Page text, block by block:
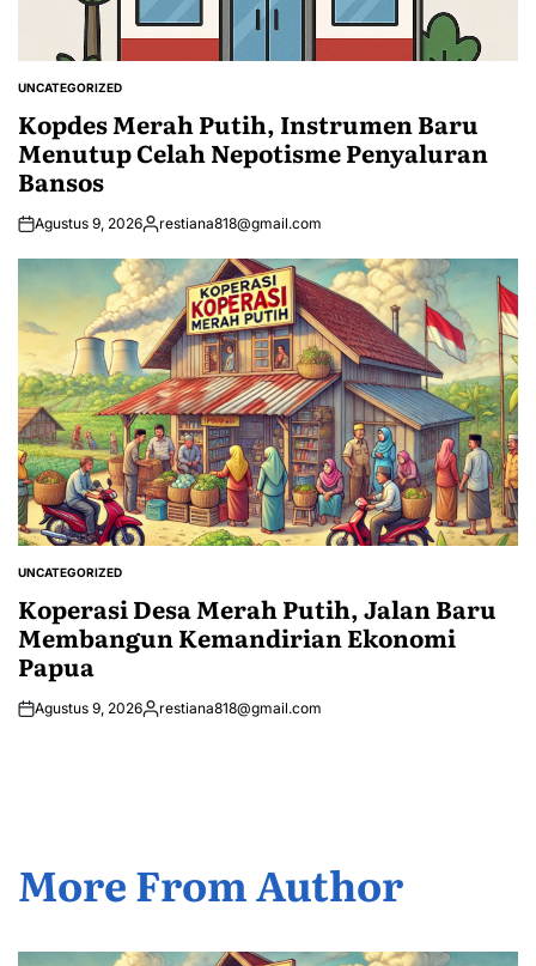
POSTED
UNCATEGORIZED
Kopdes Merah Putih, Instrumen Baru
Menutup Celah Nepotisme Penyaluran
Bansos
Agustus 9, 2026Posted
restiana818@gmail.com
POSTED
UNCATEGORIZED
Koperasi Desa Merah Putih, Jalan Baru
Membangun Kemandirian Ekonomi
Papua
Agustus 9, 2026Posted
restiana818@gmail.com
More From Author